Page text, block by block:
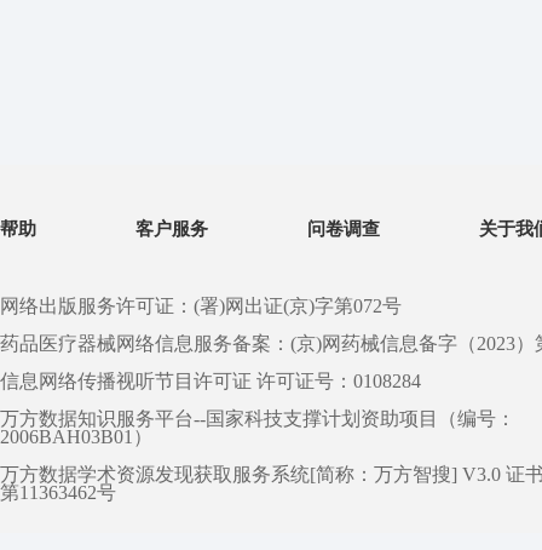
帮助 客户服务 问卷调查 关于我
网络出版服务许可证：(署)网出证(京)字第072号
药品医疗器械网络信息服务备案：(京)网药械信息备字（2023）
信息网络传播视听节目许可证 许可证号：0108284
万方数据知识服务平台--国家科技支撑计划资助项目（编号：
2006BAH03B01）
万方数据学术资源发现获取服务系统[简称：万方智搜] V3.0 证
第11363462号